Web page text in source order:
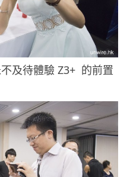
及待體驗 Z3+ 的前置